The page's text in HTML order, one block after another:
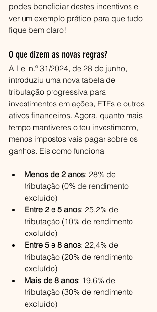
podes beneficiar destes incentivos e
ver um exemplo prático para que tudo
fique bem claro!
O que dizem as novas regras?
A Lei n.º 31/2024, de 28 de junho,
introduziu uma nova tabela de
tributação progressiva para
investimentos em ações, ETFs e outros
ativos financeiros. Agora, quanto mais
tempo mantiveres o teu investimento,
menos impostos vais pagar sobre os
ganhos. Eis como funciona:
Menos de 2 anos: 28% de
tributação (0% de rendimento
excluído)
Entre 2 e 5 anos: 25,2% de
tributação (10% de rendimento
excluído)
Entre 5 e 8 anos: 22,4% de
tributação (20% de rendimento
excluído)
Mais de 8 anos: 19,6% de
tributação (30% de rendimento
excluído)